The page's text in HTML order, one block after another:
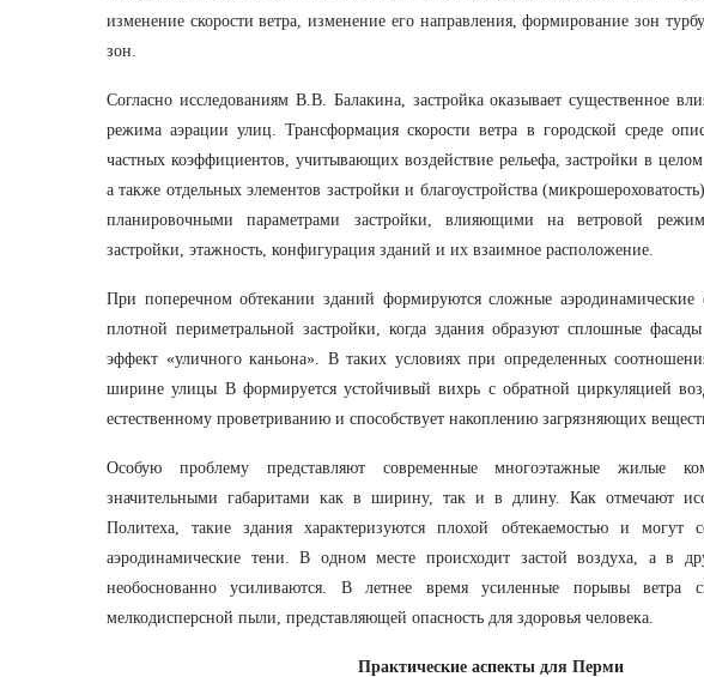
изменение скорости ветра, изменение его направления, формирование зон
зон.
Согласно исследованиям В.В. Балакина, застройка оказывает существенное
режима аэрации улиц. Трансформация скорости ветра в городской среде
частных коэффициентов, учитывающих воздействие рельефа, застройки в
а также отдельных элементов застройки и благоустройства
планировочными параметрами застройки, влияющими на ветровой
застройки, этажность, конфигурация зданий и их взаимное расположение.
При поперечном обтекании зданий формируются сложные аэродинамические
плотной периметральной застройки, когда здания образуют сплошные
эффект «уличного каньона». В таких условиях при определенных
ширине улицы B формируется устойчивый вихрь с обратной циркуляцией
естественному проветриванию и способствует накоплению загрязняющих
Особую проблему представляют современные многоэтажные жилые
значительными габаритами как в ширину, так и в длину. Как отмечают
Политеха, такие здания характеризуются плохой обтекаемостью и могут
аэродинамические тени. В одном месте происходит застой воздуха, а в
необоснованно усиливаются. В летнее время усиленные порывы ветра
мелкодисперсной пыли, представляющей опасность для здоровья человека.
Практические аспекты для Перми